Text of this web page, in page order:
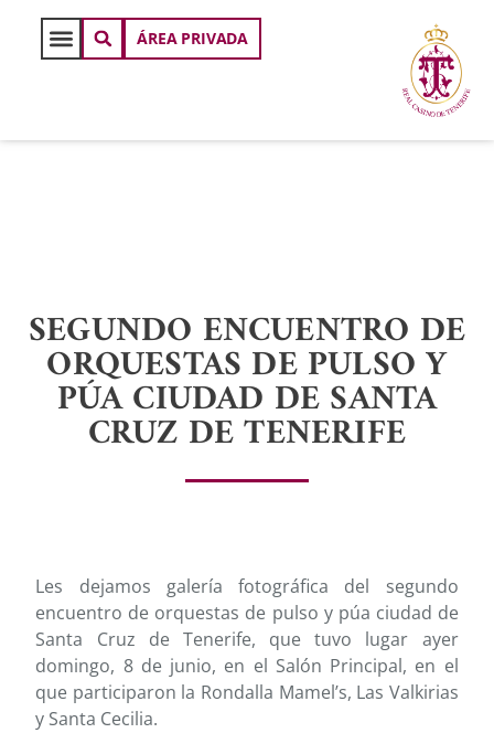
ÁREA PRIVADA
SEGUNDO ENCUENTRO DE
ORQUESTAS DE PULSO Y
PÚA CIUDAD DE SANTA
CRUZ DE TENERIFE
Les dejamos galería fotográfica del segundo
encuentro de orquestas de pulso y púa ciudad de
Santa Cruz de Tenerife, que tuvo lugar ayer
domingo, 8 de junio, en el Salón Principal, en el
que participaron la Rondalla Mamel’s, Las Valkirias
y Santa Cecilia.